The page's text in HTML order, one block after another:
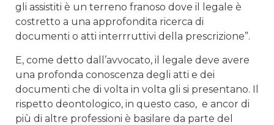
gli assistiti è un terreno franoso dove il legale è
costretto a una approfondita ricerca di
documenti o atti interrruttivi della prescrizione”.
E, come detto dall’avvocato, il legale deve avere
una profonda conoscenza degli atti e dei
documenti che di volta in volta gli si presentano. Il
rispetto deontologico, in questo caso, e ancor di
più di altre professioni è basilare da parte del